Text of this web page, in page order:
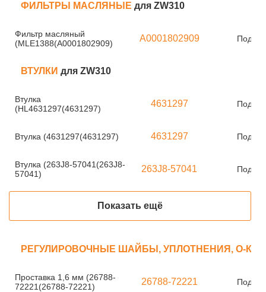
ФИЛЬТРЫ МАСЛЯНЫЕ для ZW310
Фильтр масляный
(MLE1388(A0001802909)
A0001802909 Под
ВТУЛКИ для ZW310
Втулка
(HL4631297(4631297)
4631297 Под
Втулка (4631297(4631297) 4631297 Под
Втулка (263J8-57041(263J8-
57041)
263J8-57041 Под
Показать ещё
РЕГУЛИРОВОЧНЫЕ ШАЙБЫ, УПЛОТНЕНИЯ, О-
Проставка 1,6 мм (26788-
72221(26788-72221)
26788-72221 Под